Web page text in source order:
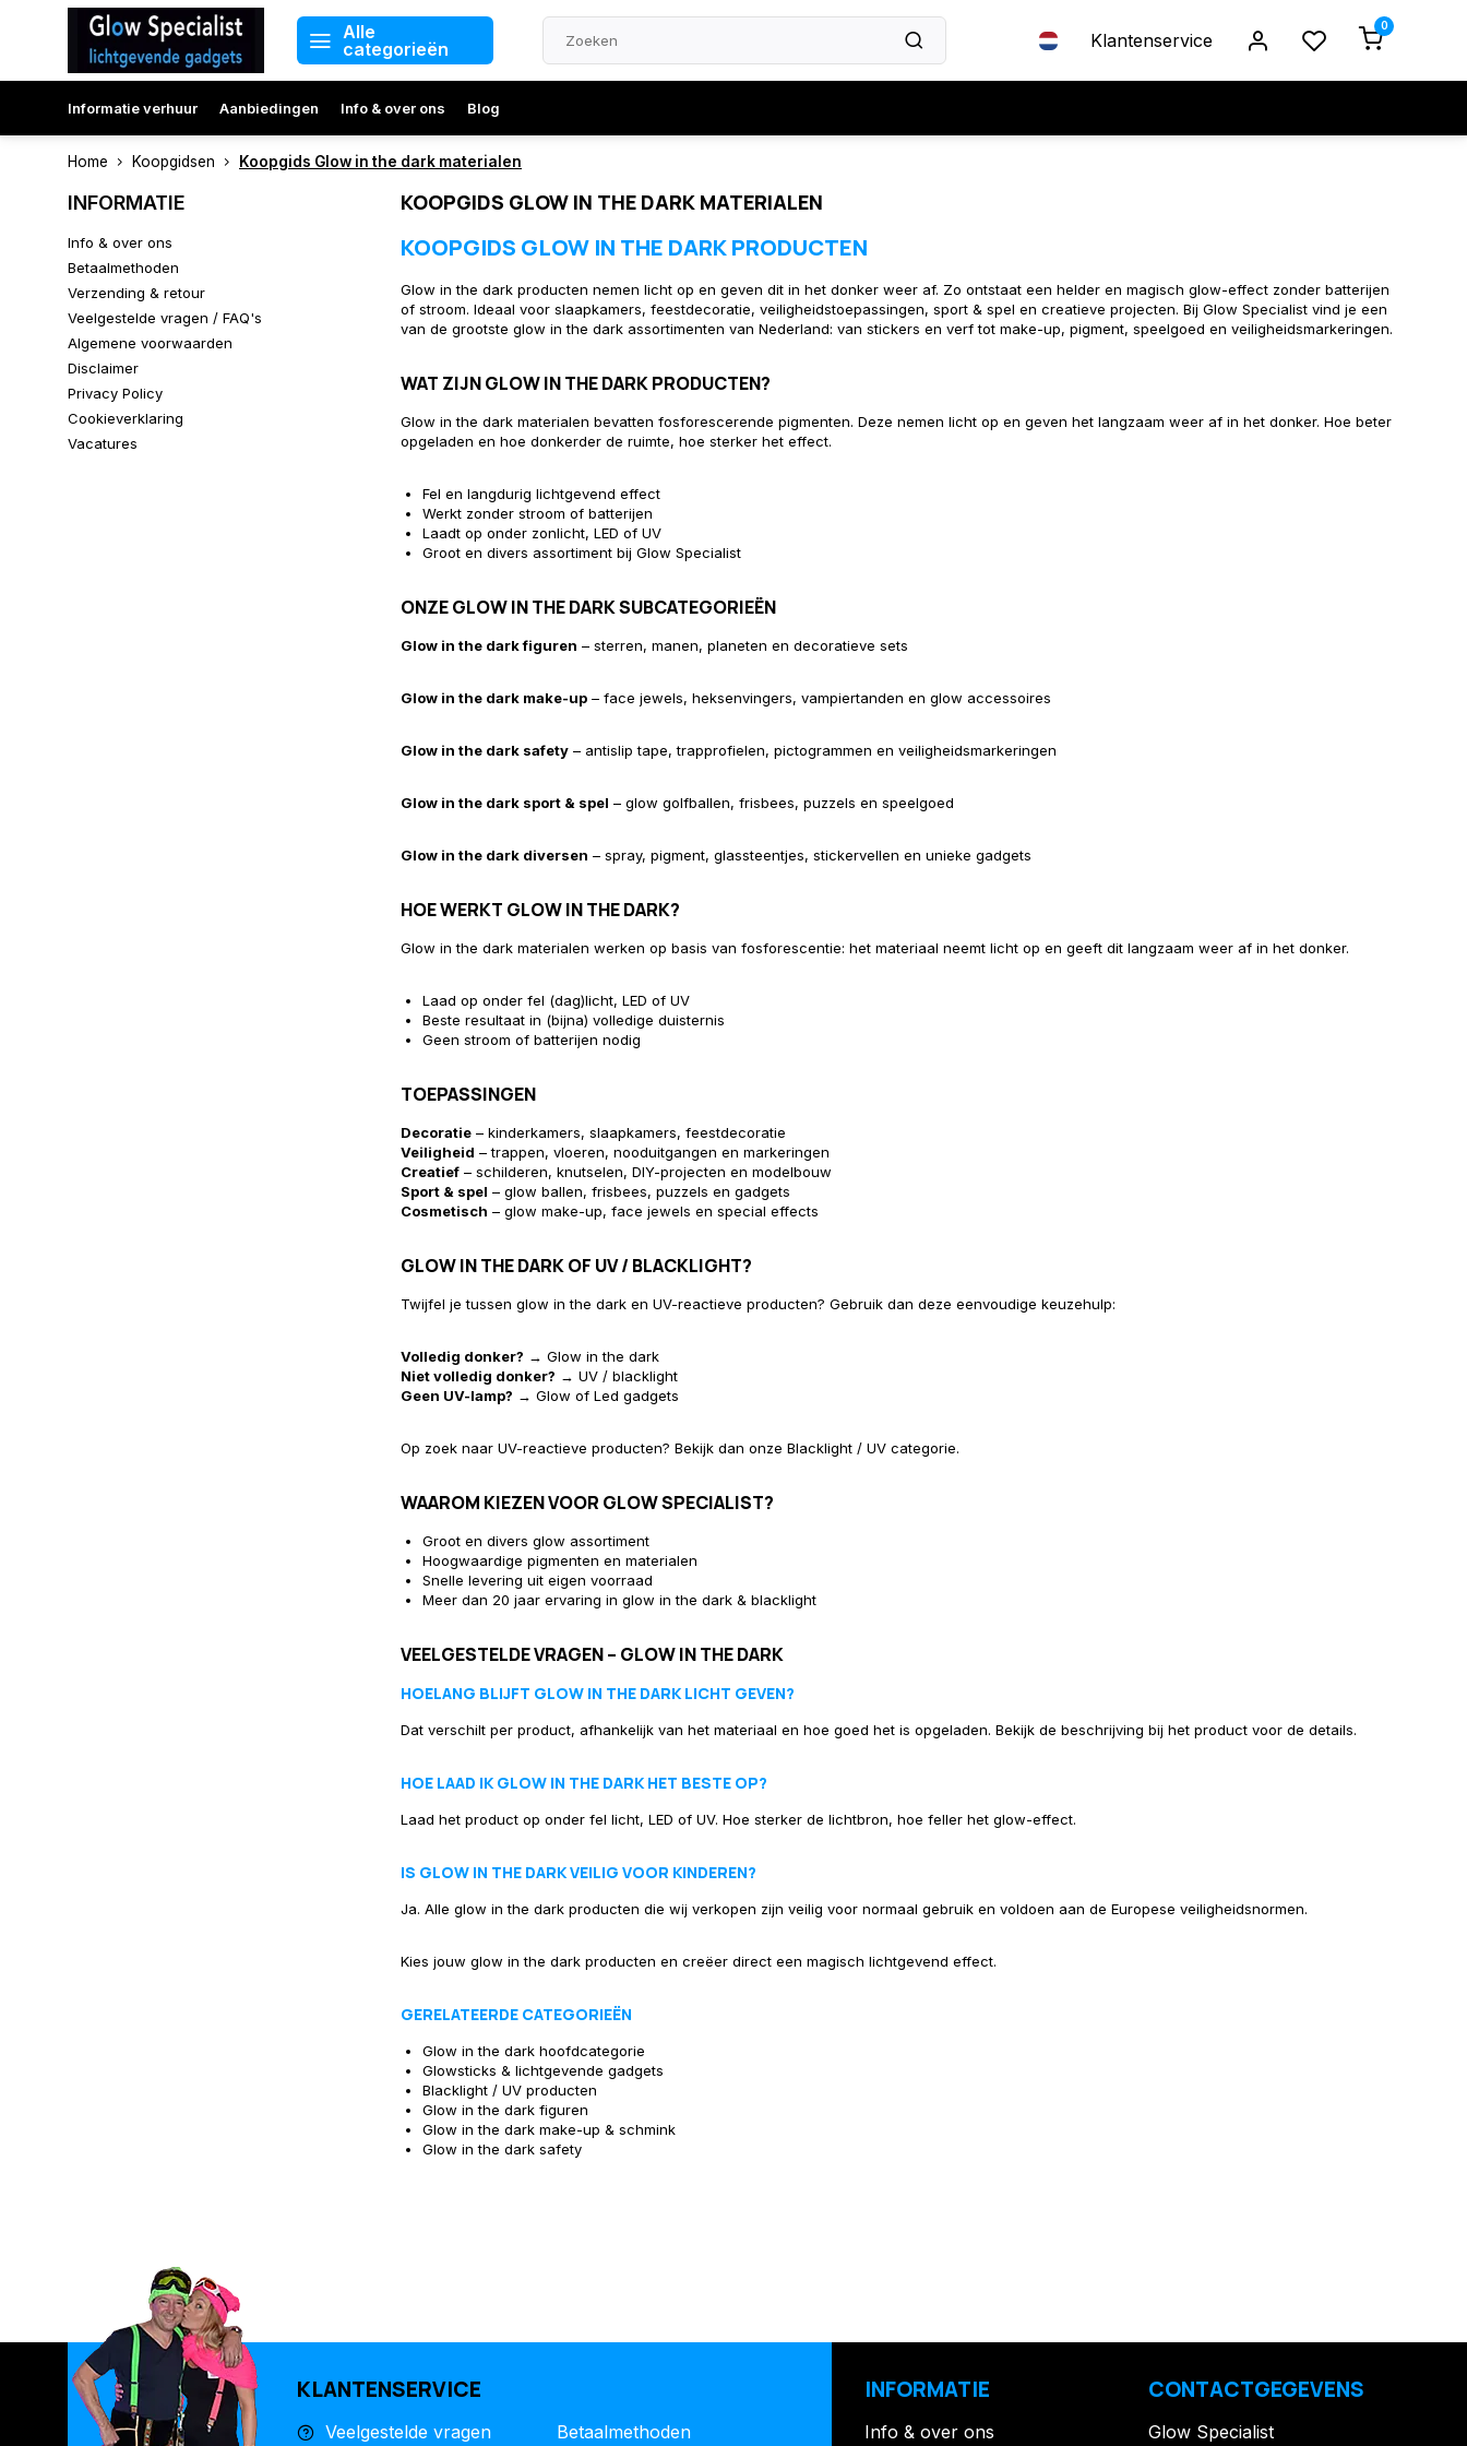
Alle
categorieën
Klantenservice
0
Informatie verhuur Aanbiedingen Info & over ons Blog
Home Koopgidsen Koopgids Glow in the dark materialen
INFORMATIE
Info & over ons
Betaalmethoden
Verzending & retour
Veelgestelde vragen / FAQ's
Algemene voorwaarden
Disclaimer
Privacy Policy
Cookieverklaring
Vacatures
KOOPGIDS GLOW IN THE DARK MATERIALEN
KOOPGIDS GLOW IN THE DARK PRODUCTEN
Glow in the dark producten nemen licht op en geven dit in het donker weer af. Zo ontstaat een helder en magisch glow-effect zonder batterijen
of stroom. Ideaal voor slaapkamers, feestdecoratie, veiligheidstoepassingen, sport & spel en creatieve projecten. Bij Glow Specialist vind je een
van de grootste glow in the dark assortimenten van Nederland: van stickers en verf tot make-up, pigment, speelgoed en veiligheidsmarkeringen.
WAT ZIJN GLOW IN THE DARK PRODUCTEN?
Glow in the dark materialen bevatten fosforescerende pigmenten. Deze nemen licht op en geven het langzaam weer af in het donker. Hoe beter
opgeladen en hoe donkerder de ruimte, hoe sterker het effect.
Fel en langdurig lichtgevend effect
Werkt zonder stroom of batterijen
Laadt op onder zonlicht, LED of UV
Groot en divers assortiment bij Glow Specialist
ONZE GLOW IN THE DARK SUBCATEGORIEËN
Glow in the dark figuren – sterren, manen, planeten en decoratieve sets
Glow in the dark make-up – face jewels, heksenvingers, vampiertanden en glow accessoires
Glow in the dark safety – antislip tape, trapprofielen, pictogrammen en veiligheidsmarkeringen
Glow in the dark sport & spel – glow golfballen, frisbees, puzzels en speelgoed
Glow in the dark diversen – spray, pigment, glassteentjes, stickervellen en unieke gadgets
HOE WERKT GLOW IN THE DARK?
Glow in the dark materialen werken op basis van fosforescentie: het materiaal neemt licht op en geeft dit langzaam weer af in het donker.
Laad op onder fel (dag)licht, LED of UV
Beste resultaat in (bijna) volledige duisternis
Geen stroom of batterijen nodig
TOEPASSINGEN
Decoratie – kinderkamers, slaapkamers, feestdecoratie
Veiligheid – trappen, vloeren, nooduitgangen en markeringen
Creatief – schilderen, knutselen, DIY-projecten en modelbouw
Sport & spel – glow ballen, frisbees, puzzels en gadgets
Cosmetisch – glow make-up, face jewels en special effects
GLOW IN THE DARK OF UV / BLACKLIGHT?
Twijfel je tussen glow in the dark en UV-reactieve producten? Gebruik dan deze eenvoudige keuzehulp:
Volledig donker? → Glow in the dark
Niet volledig donker? → UV / blacklight
Geen UV-lamp? → Glow of Led gadgets
Op zoek naar UV-reactieve producten? Bekijk dan onze Blacklight / UV categorie.
WAAROM KIEZEN VOOR GLOW SPECIALIST?
Groot en divers glow assortiment
Hoogwaardige pigmenten en materialen
Snelle levering uit eigen voorraad
Meer dan 20 jaar ervaring in glow in the dark & blacklight
VEELGESTELDE VRAGEN – GLOW IN THE DARK
HOELANG BLIJFT GLOW IN THE DARK LICHT GEVEN?
Dat verschilt per product, afhankelijk van het materiaal en hoe goed het is opgeladen. Bekijk de beschrijving bij het product voor de details.
HOE LAAD IK GLOW IN THE DARK HET BESTE OP?
Laad het product op onder fel licht, LED of UV. Hoe sterker de lichtbron, hoe feller het glow-effect.
IS GLOW IN THE DARK VEILIG VOOR KINDEREN?
Ja. Alle glow in the dark producten die wij verkopen zijn veilig voor normaal gebruik en voldoen aan de Europese veiligheidsnormen.
Kies jouw glow in the dark producten en creëer direct een magisch lichtgevend effect.
GERELATEERDE CATEGORIEËN
Glow in the dark hoofdcategorie
Glowsticks & lichtgevende gadgets
Blacklight / UV producten
Glow in the dark figuren
Glow in the dark make-up & schmink
Glow in the dark safety
KLANTENSERVICE
Veelgestelde vragen Betaalmethoden
INFORMATIE
Info & over ons
CONTACTGEGEVENS
Glow Specialist